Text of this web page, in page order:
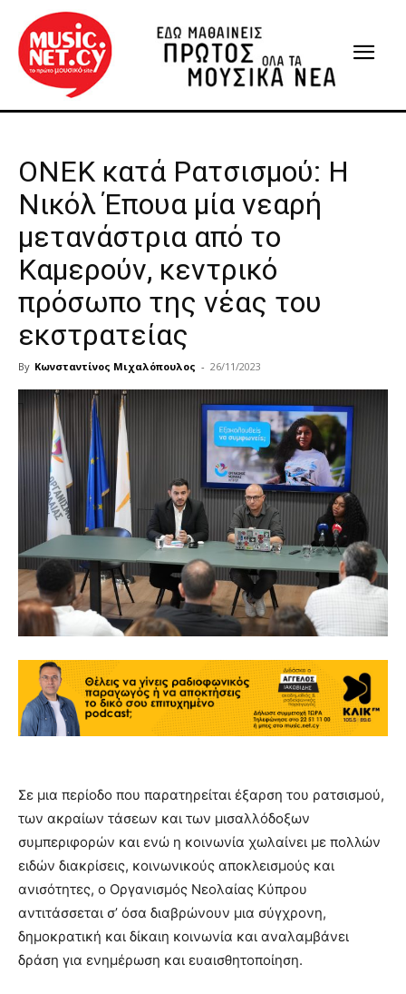
ΟΝΕΚ κατά Ρατσισμού: H
Nικόλ Έπουα μία νεαρή
μετανάστρια από το
Καμερούν, κεντρικό
πρόσωπο της νέας του
εκστρατείας
By Κωνσταντίνος Μιχαλόπουλος - 26/11/2023
Σε μια περίοδο που παρατηρείται έξαρση του ρατσισμού,
των ακραίων τάσεων και των μισαλλόδοξων
συμπεριφορών και ενώ η κοινωνία χωλαίνει με πολλών
ειδών διακρίσεις, κοινωνικούς αποκλεισμούς και
ανισότητες, ο Οργανισμός Νεολαίας Κύπρου
αντιτάσσεται σ’ όσα διαβρώνουν μια σύγχρονη,
δημοκρατική και δίκαιη κοινωνία και αναλαμβάνει
δράση για ενημέρωση και ευαισθητοποίηση.